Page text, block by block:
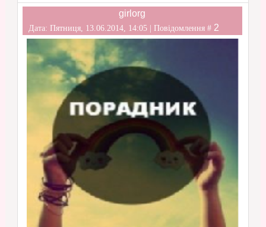
girlorg
Дата: Пятниця, 13.06.2014, 14:05 | Повідомлення # 2